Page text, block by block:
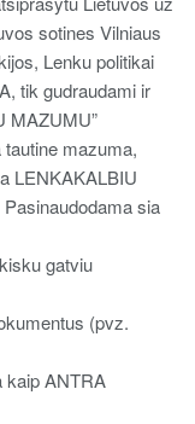
sotines Vilniaus
Lenku politikai
tik gudraudami ir
MAZUMU”
mazuma,
LENKAKALBIU
sia
gatviu
(pvz.
kaip ANTRA